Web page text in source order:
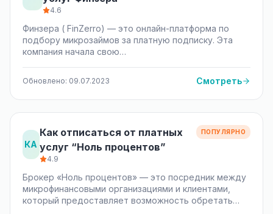
4.6
Финзера ( FinZerro) — это онлайн-платформа по
подбору микрозаймов за платную подписку. Эта
компания начала свою…
Обновлено: 09.07.2023 Смотреть
КА
Как отписаться от платных
услуг “Ноль процентов”
4.9
ПОПУЛЯРНО
Брокер «Ноль процентов» — это посредник между
микрофинансовыми организациями и клиентами,
который предоставляет возможность обретать…